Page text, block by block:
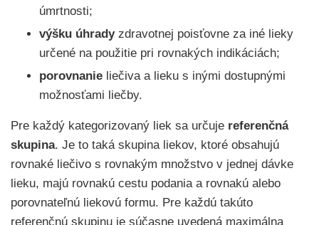
úmrtnosti;
výšku úhradyzdravotnej poisťovne za iné lieky
určené na použitie pri rovnakých indikáciách;
porovnanie liečiva a lieku s inými dostupnými
možnosťami liečby.
Pre každý kategorizovaný liek sa určuje referenčná
skupina. Je to taká skupina liekov, ktoré obsahujú
rovnaké liečivo s rovnakým množstvo v jednej dávke
lieku, majú rovnakú cestu podania a rovnakú alebo
porovnateľnú liekovú formu. Pre každú takúto
referenčnú skupinu je súčasne uvedená maximálna